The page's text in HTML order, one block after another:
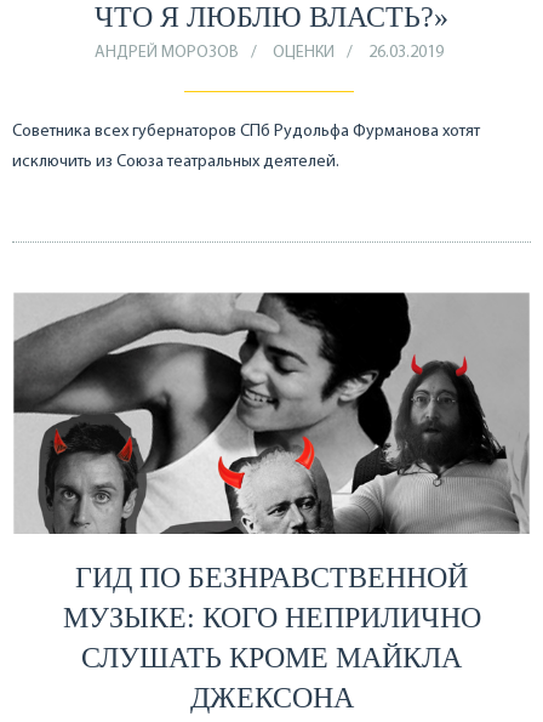
ЧТО Я ЛЮБЛЮ ВЛАСТЬ?»
АНДРЕЙ МОРОЗОВ ОЦЕНКИ 26.03.2019
Советника всех губернаторов СПб Рудольфа Фурманова хотят
исключить из Союза театральных деятелей.
ГИД ПО БЕЗНРАВСТВЕННОЙ
МУЗЫКЕ: КОГО НЕПРИЛИЧНО
СЛУШАТЬ КРОМЕ МАЙКЛА
ДЖЕКСОНА